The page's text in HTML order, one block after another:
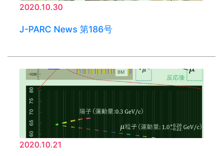
2020.10.30
J-PARC News 第186号
2020.10.21